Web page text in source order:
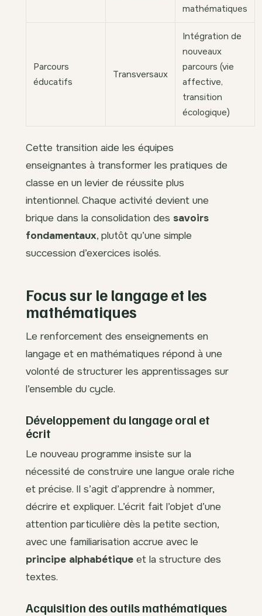
mathématiques
Parcours
éducatifs
Transversaux
Intégration de
nouveaux
parcours (vie
affective,
transition
écologique)
Cette transition aide les équipes
enseignantes à transformer les pratiques de
classe en un levier de réussite plus
intentionnel. Chaque activité devient une
brique dans la consolidation des savoirs
fondamentaux, plutôt qu’une simple
succession d’exercices isolés.
Focus sur le langage et les
mathématiques
Le renforcement des enseignements en
langage et en mathématiques répond à une
volonté de structurer les apprentissages sur
l’ensemble du cycle.
Développement du langage oral et
écrit
Le nouveau programme insiste sur la
nécessité de construire une langue orale riche
et précise. Il s’agit d’apprendre à nommer,
décrire et expliquer. L’écrit fait l’objet d’une
attention particulière dès la petite section,
avec une familiarisation accrue avec le
principe alphabétique et la structure des
textes.
Acquisition des outils mathématiques